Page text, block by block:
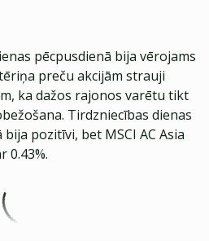
pēcpusdienā bija vērojams
preču akcijām strauji
ka dažos rajonos varētu tikt
Tirdzniecības dienas
pozitīvi, bet MSCI AC Asia
0.43%.